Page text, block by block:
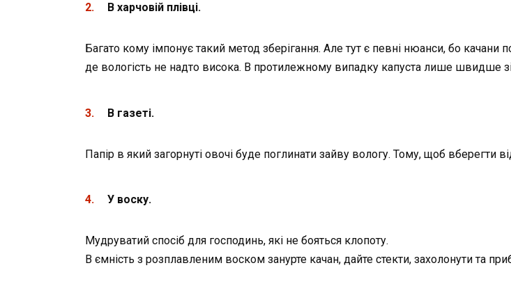
В харчовій плівці.
Багато кому імпонує такий метод зберігання. Але тут є певні нюанси, бо
де вологість не надто висока. В протилежному випадку капуста лише швидше
В газеті.
Папір в який загорнуті овочі буде поглинати зайву вологу. Тому, щоб вберегти
У воску.
Мудруватий спосіб для господинь, які не бояться клопоту.
В ємність з розплавленим воском занурте качан, дайте стекти, захолонути та